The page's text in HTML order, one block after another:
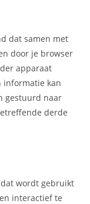
dat samen met
door je browser
apparaat
informatie kan
gestuurd naar
derde
wordt gebruikt
interactief te